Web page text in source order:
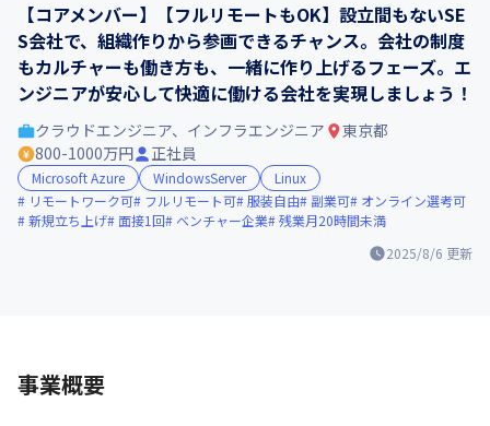
【コアメンバー】【フルリモートもOK】設立間もないSE
S会社で、組織作りから参画できるチャンス。会社の制度
もカルチャーも働き方も、一緒に作り上げるフェーズ。エ
ンジニアが安心して快適に働ける会社を実現しましょう！
2025/8/6 更新
クラウドエンジニア、インフラエンジニア
東京都
800-1000万円
正社員
Microsoft Azure WindowsServer
Linux
リモートワーク可
フルリモート可 服装自由 副業可
オンライン選考可
新規立ち上げ
面接1回 ベンチャー企業 残業月20時間未満
事業概要